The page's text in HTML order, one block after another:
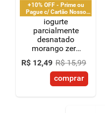
+10% OFF - Prime ou
Pague c/ Cartão Nosso
Pay
iogurte
parcialmente
desnatado
morango zero
lactose yopro
+ recovery
boost frasco
250g
R$ 12,49 R$ 15,99
comprar